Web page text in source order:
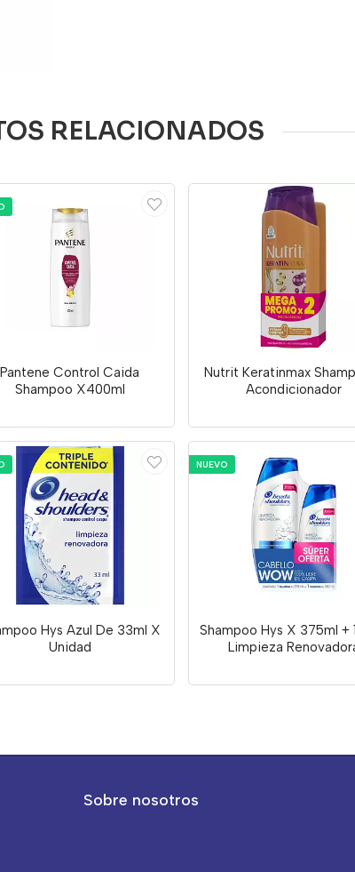
RELACIONADOS
Pantene Control Caida
Shampoo X400ml
Nutrit Keratinmax
Acondicionador
Hys Azul De 33ml X
Unidad
NUEVO
Shampoo Hys X 375ml +
Limpieza
Sobre nosotros